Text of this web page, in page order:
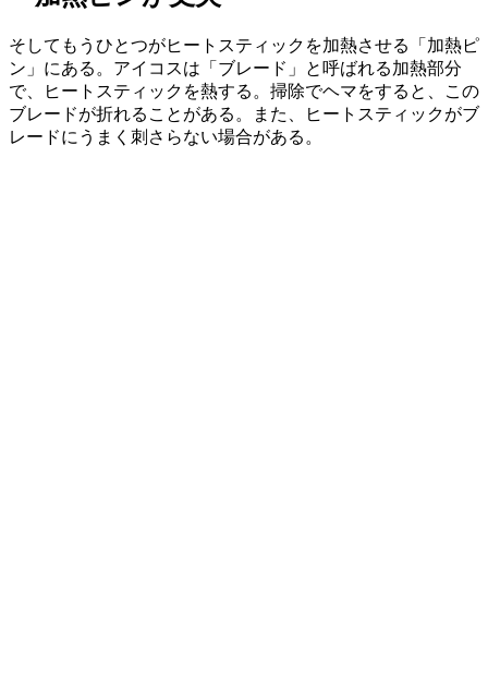
そしてもうひとつがヒートスティックを加熱させる「加熱ピ
ン」にある。アイコスは「ブレード」と呼ばれる加熱部分
で、ヒートスティックを熱する。掃除でヘマをすると、この
ブレードが折れることがある。また、ヒートスティックがブ
レードにうまく刺さらない場合がある。